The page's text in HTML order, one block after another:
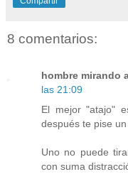
8 comentarios:
hombre mirando
las 21:09
El mejor "atajo"
después te pise un
Uno no puede
con suma